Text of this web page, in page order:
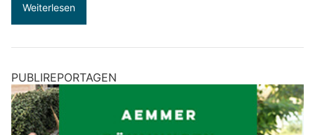
Weiterlesen
PUBLIREPORTAGEN